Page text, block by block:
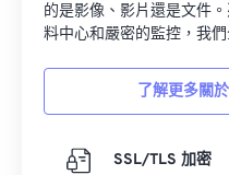
的是影像、影片還是文件
料中心和嚴密的監控，我
了解更多關
SSL/TLS 加密